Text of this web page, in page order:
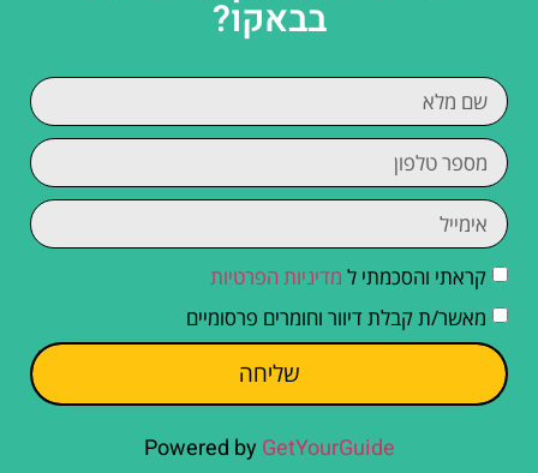
בבאקו?
קראתי והסכמתי ל מדיניות הפרטיות
מאשר/ת קבלת דיוור וחומרים פרסומיים
שליחה
Powered by GetYourGuide